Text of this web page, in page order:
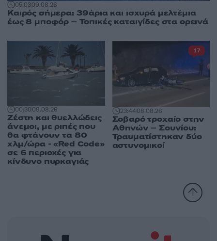
05:0309.08.26
Καιρός σήμερα: 39άρια και ισχυρά μελτέμια
έως 8 μποφόρ – Τοπικές καταιγίδες στα ορεινά
00:3009.08.26
Ζέστη και θυελλώδεις
άνεμοι, με ριπές που
θα φτάνουν τα 80
χλμ/ώρα - «Red Code»
σε 6 περιοχές για
κίνδυνο πυρκαγιάς
23:4408.08.26
Σοβαρό τροχαίο στην
Αθηνών – Σουνίου:
Τραυματίστηκαν δύο
αστυνομικοί
17